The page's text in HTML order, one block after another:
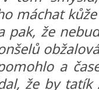
máchat
pak, že
a
že by